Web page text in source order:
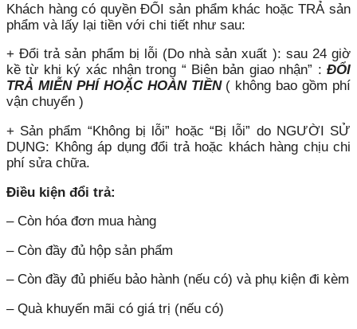
Khách hàng có quyền ĐỔI sản phẩm khác hoặc TRẢ sản
phẩm và lấy lại tiền với chi tiết như sau:
+ Đổi trả sản phẩm bị lỗi (Do nhà sản xuất ): sau 24 giờ
kề từ khi ký xác nhận trong “ Biên bản giao nhận” : ĐỔI
TRẢ MIỄN PHÍ HOẶC HOÀN TIỀN( không bao gồm phí
vận chuyển )
+ Sản phẩm “Không bị lỗi” hoặc “Bị lỗi” do NGƯỜI SỬ
DỤNG: Không áp dụng đổi trả hoặc khách hàng chịu chi
phí sửa chữa.
Điều kiện đổi trả:
– Còn hóa đơn mua hàng
– Còn đầy đủ hộp sản phẩm
– Còn đầy đủ phiếu bảo hành (nếu có) và phụ kiện đi kèm
– Quà khuyến mãi có giá trị (nếu có)